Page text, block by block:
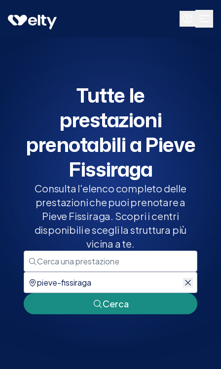
Prenota visita
Tutte le
prestazioni
prenotabili a Pieve
Fissiraga
Consulta l'elenco completo delle
prestazioni che puoi prenotare a
Pieve Fissiraga. Scopri i centri
disponibili e scegli la struttura più
vicina a te.
Cerca